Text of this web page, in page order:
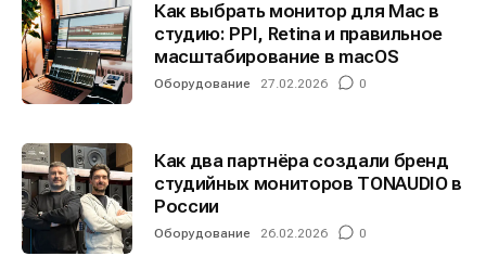
Как выбрать монитор для Mac в
студию: PPI, Retina и правильное
масштабирование в macOS
Оборудование 27.02.2026 0
Как два партнёра создали бренд
студийных мониторов TONAUDIO в
России
Оборудование 26.02.2026 0